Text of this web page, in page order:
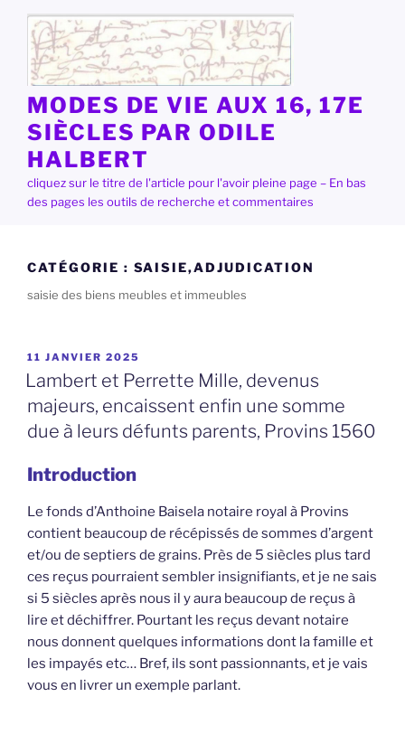
contenu
principal
MODES DE VIE AUX 16, 17E
SIÈCLES PAR ODILE
HALBERT
cliquez sur le titre de l'article pour l'avoir pleine page – En bas
des pages les outils de recherche et commentaires
CATÉGORIE : SAISIE,ADJUDICATION
saisie des biens meubles et immeubles
PUBLIÉ
LE
11 JANVIER 2025
Lambert et Perrette Mille, devenus
majeurs, encaissent enfin une somme
due à leurs défunts parents, Provins 1560
Introduction
Le fonds d’Anthoine Baisela notaire royal à Provins
contient beaucoup de récépissés de sommes d’argent
et/ou de septiers de grains. Près de 5 siècles plus tard
ces reçus pourraient sembler insignifiants, et je ne sais
si 5 siècles après nous il y aura beaucoup de reçus à
lire et déchiffrer. Pourtant les reçus devant notaire
nous donnent quelques informations dont la famille et
les impayés etc… Bref, ils sont passionnants, et je vais
vous en livrer un exemple parlant.